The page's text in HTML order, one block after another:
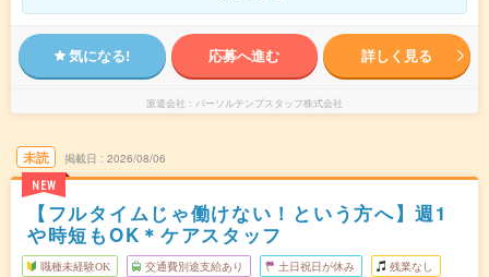
気になる! 応募へ進む 詳しく見る
派遣会社 パーソルテンプスタッフ株式会社
未読
NEW
掲載日 2026/08/06
【フルタイムじゃ働けない！という方へ】週1
や時短もOK＊ケアスタッフ
職種未経験OK 交通費別途支給あり 土日祝日が休み 残業なし